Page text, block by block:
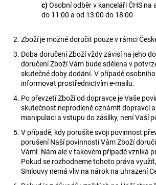
c)Osobní odběr v kanceláři ČHS
do 11:00 a od 13:00 do 18:00
Zboží je možné doručit pouze v rámci
Doba doručení Zboží vždy závisí na jeho
doručení Zboží Vám bude sdělena v
skutečné doby dodání. V případě
informovat prostřednictvím e-mailu.
Po převzetí Zboží od dopravce je Vaše
skutečnost neprodleně oznámit dopravci
manipulaci a vstupu do zásilky, není Vaší
V případě, kdy porušíte svoji povinnost
porušení Naší povinnosti Vám Zboží
Vámi. Nám ale v takovém případě vzniká
Pokud se rozhodneme tohoto práva
Smlouvy nemá vliv na nárok na uhrazení